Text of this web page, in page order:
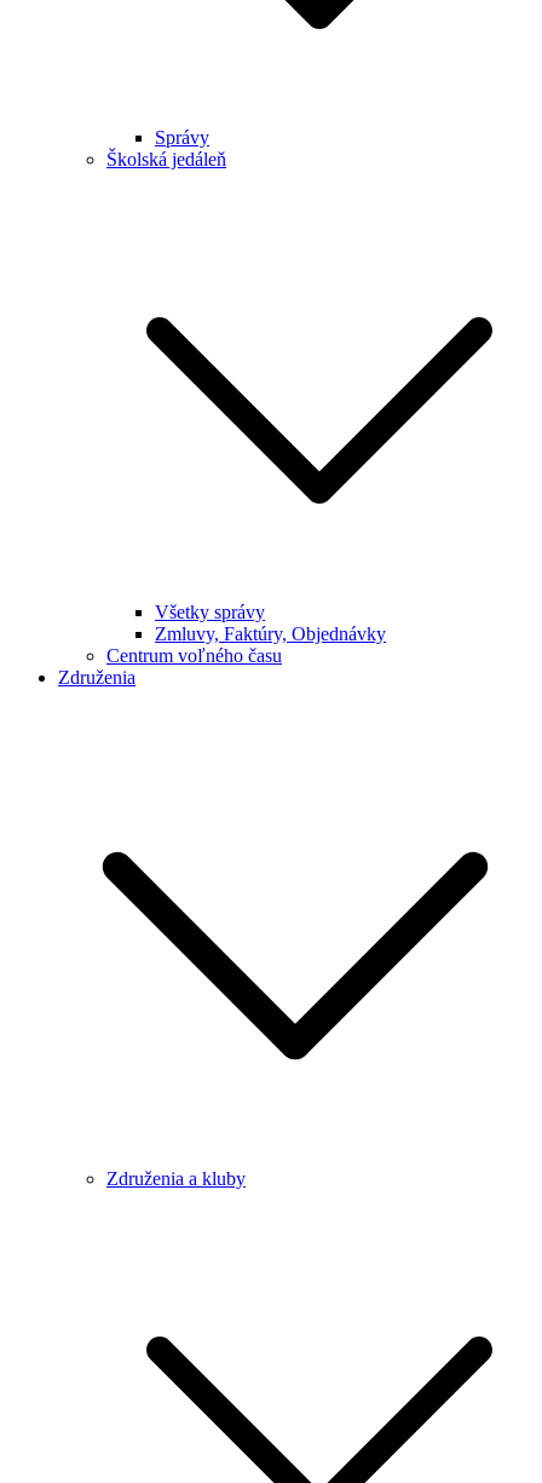
Správy
Školská jedáleň
Všetky správy
Zmluvy, Faktúry, Objednávky
Centrum voľného času
Združenia
Združenia a kluby